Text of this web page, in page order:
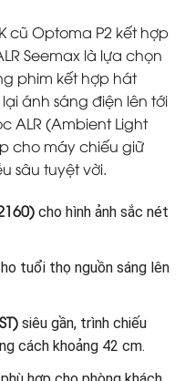
cũ Optoma P2 kết hợp
Seemax là lựa chọn
phim kết hợp hát
ánh sáng điện lên tới
ALR (Ambient Light
cho máy chiếu giữ
sâu tuyệt vời.
cho hình ảnh sắc nét
tuổi thọ nguồn sáng lên
siêu gần, trình chiếu
cách khoảng 42 cm.